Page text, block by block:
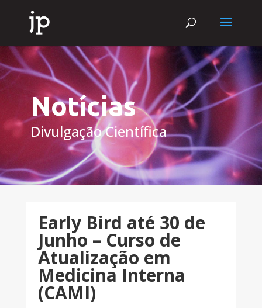
Notícias
Divulgação Científica
Early Bird até 30 de
Junho – Curso de
Atualização em
Medicina Interna
(CAMI)